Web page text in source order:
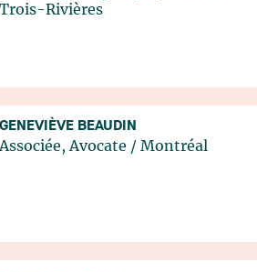
Trois-Rivières
GENEVIÈVE BEAUDIN
Associée, Avocate / Montréal